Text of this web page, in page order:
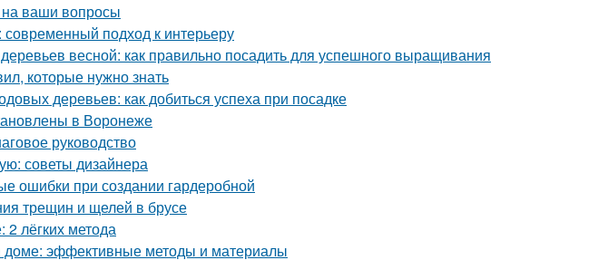
на ваши вопросы
подход к интерьеру
весной: как правильно посадить для успешного выращивания
которые нужно знать
деревьев: как добиться успеха при посадке
в Воронеже
руководство
советы дизайнера
ошибки при создании гардеробной
трещин и щелей в брусе
лёгких метода
доме: эффективные методы и материалы